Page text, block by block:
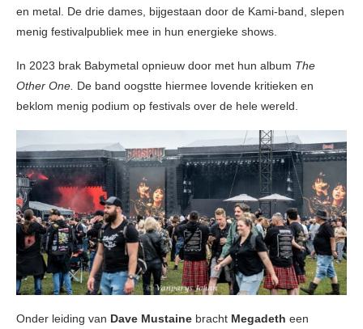
en metal. De drie dames, bijgestaan door de Kami-band, slepen
menig festivalpubliek mee in hun energieke shows.
In 2023 brak Babymetal opnieuw door met hun album The
Other One. De band oogstte hiermee lovende kritieken en
beklom menig podium op festivals over de hele wereld.
Onder leiding van Dave Mustaine bracht Megadeth een